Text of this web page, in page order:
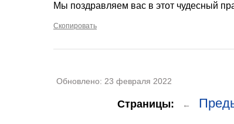
Мы поздравляем вас в этот чудесный
Скопировать
Обновлено: 23 февраля 2022
Страницы: ←